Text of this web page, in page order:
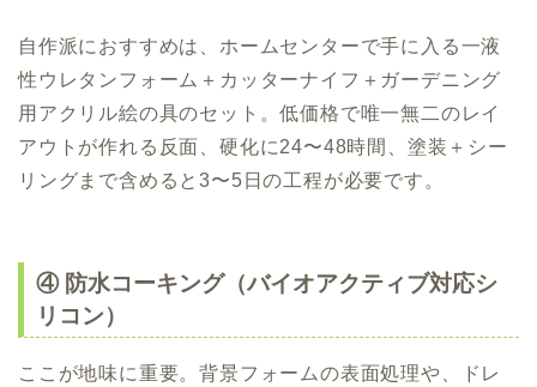
自作派におすすめは、ホームセンターで手に入る一液
性ウレタンフォーム＋カッターナイフ＋ガーデニング
用アクリル絵の具のセット。低価格で唯一無二のレイ
アウトが作れる反面、硬化に24〜48時間、塗装＋シー
リングまで含めると3〜5日の工程が必要です。
④ 防水コーキング（バイオアクティブ対応シ
リコン）
ここが地味に重要。背景フォームの表面処理や、ドレ